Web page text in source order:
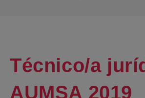
Técnico/a
AUMSA 2019